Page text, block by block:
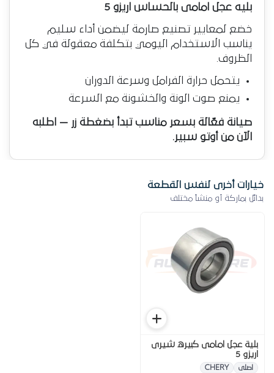
بليه عجل امامى بالحساس اريزو 5
خضع لمعايير تصنيع صارمة ليضمن أداء سليم
يناسب الاستخدام اليومي بتكلفة معقولة في كل
الظروف.
يتحمل حرارة الفرامل وسرعة الدوران
يمنع صوت الونة والخشونة مع السرعة
صيانة فعّالة بسعر مناسب تبدأ بضغطة زر — اطلبه
الآن من أوتو سبير.
خيارات أخرى لنفس القطعة
بدائل بماركة أو منشأ مختلف
بلية عجل امامى كبيره شيرى
اريزو 5
اصلى CHERY